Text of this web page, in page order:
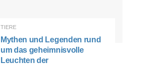
TIERE
Mythen und Legenden rund
um das geheimnisvolle
Leuchten der